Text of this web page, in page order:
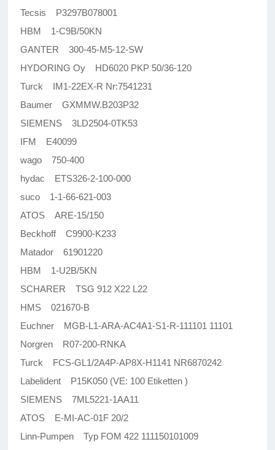
Tecsis P3297B078001
HBM 1-C9B/50KN
GANTER 300-45-M5-12-SW
HYDORING Oy HD6020 PKP 50/36-120
Turck IM1-22EX-R Nr:7541231
Baumer GXMMW.B203P32
SIEMENS 3LD2504-0TK53
IFM E40099
wago 750-400
hydac ETS326-2-100-000
suco 1-1-66-621-003
ATOS ARE-15/150
Beckhoff C9900-K233
Matador 61901220
HBM 1-U2B/5KN
SCHARER TSG 912 X22 L22
HMS 021670-B
Euchner MGB-L1-ARA-AC4A1-S1-R-111101 11101
Norgren R07-200-RNKA
Turck FCS-GL1/2A4P-AP8X-H1141 NR6870242
Labelident P15K050 (VE: 100 Etiketten )
SIEMENS 7ML5221-1AA11
ATOS E-MI-AC-01F 20/2
Linn-Pumpen Typ FOM 422 111150101009